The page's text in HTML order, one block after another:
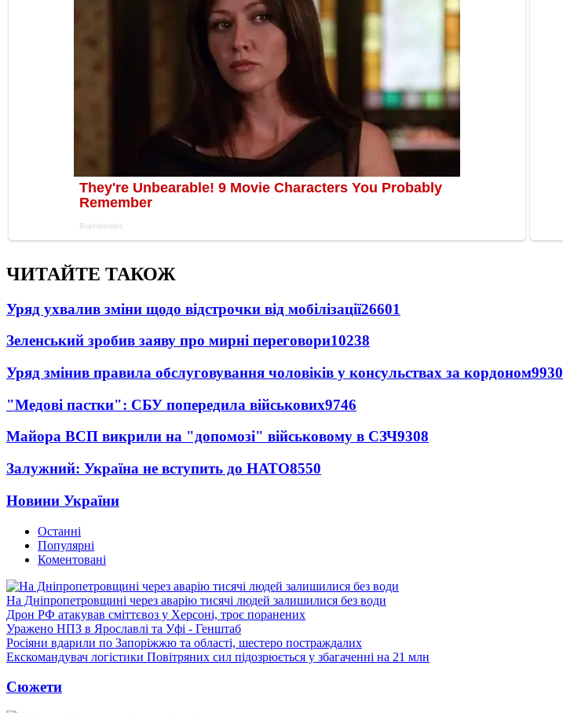
ЧИТАЙТЕ ТАКОЖ
Уряд ухвалив зміни щодо відстрочки від мобілізації26601
Зеленський зробив заяву про мирні переговори10238
Уряд змінив правила обслуговування чоловіків у консульствах за кордоном9930
"Медові пастки": СБУ попередила військових9746
Майора ВСП викрили на "допомозі" військовому в СЗЧ9308
Залужний: Україна не вступить до НАТО8550
Новини України
Останні
Популярні
Коментовані
На Дніпропетровщині через аварію тисячі людей залишилися без води
Дрон РФ атакував сміттєвоз у Херсоні, троє поранених
Уражено НПЗ в Ярославлі та Уфі - Генштаб
Росіяни вдарили по Запоріжжю та області, шестеро постраждалих
Екскомандувач логістики Повітряних сил підозрюється у збагаченні на 21 млн
Сюжети